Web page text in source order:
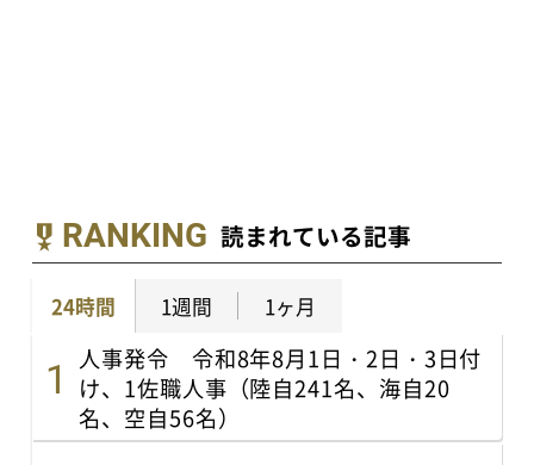
RANKING 読まれている記事
24時間 1週間 1ヶ月
人事発令 令和8年8月1日・2日・3日付
け、1佐職人事（陸自241名、海自20
名、空自56名）